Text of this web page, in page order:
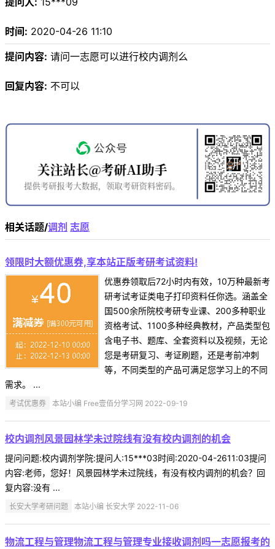
时间: 2020-04-26 11:10
提问内容: 请问一志愿可以进行校内调剂么
回复内容: 不可以
相关话题/调剂 志愿
领限时大额优惠券,享本站正版考研考试资料!
优惠券领取后72小时内有效，10万种最新考
研考试考证类电子打印资料任你选。涵盖全
国500余所院校考研专业课、200多种职业
资格考试、1100多种经典教材，产品类型包
含电子书、题库、全套资料以及视频，无论
您是考研复习、考证刷题，还是考前冲刺
等，不同类型的产品可满足您学习上的不同
需求。 ...
考试优惠券 本站小编 Free壹佰分学习网 2022-09-19
校内调剂风景园林学未过院线有没有校内调剂的机会
提问问题:校内调剂学院:提问人:15***03时间:2020-04-2611:03提问
内容:老师，您好！风景园林学未过院线，有没有校内调剂的机会？回
复内容:没有 ...
长安大学考研问题 本站小编 长安大学 2022-11-06
物流工程与管理物流工程与管理专业接收调剂吗一志愿报考的